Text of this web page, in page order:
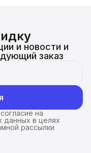
и новости и
заказ
на
данных в целях
рассылки